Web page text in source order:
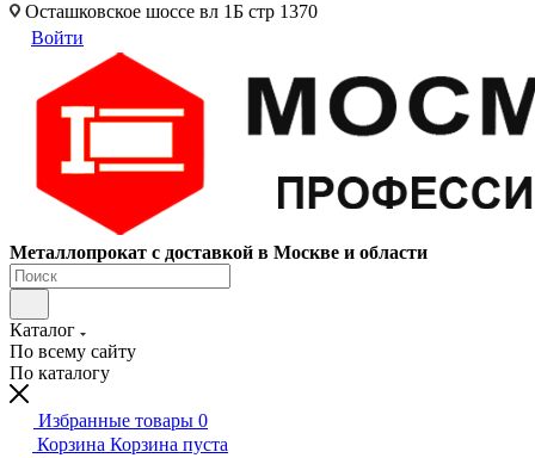
Осташковское шоссе вл 1Б стр 1370
Войти
Металлопрокат с доставкой в Москве и области
Каталог
По всему сайту
По каталогу
Избранные товары 0
Корзина Корзина пуста